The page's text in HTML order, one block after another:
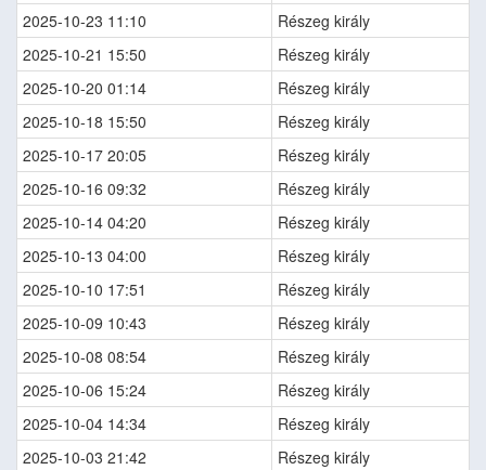
2025-10-23 11:10
Részeg király
2025-10-21 15:50
Részeg király
2025-10-20 01:14
Részeg király
2025-10-18 15:50
Részeg király
2025-10-17 20:05
Részeg király
2025-10-16 09:32
Részeg király
2025-10-14 04:20
Részeg király
2025-10-13 04:00
Részeg király
2025-10-10 17:51
Részeg király
2025-10-09 10:43
Részeg király
2025-10-08 08:54
Részeg király
2025-10-06 15:24
Részeg király
2025-10-04 14:34
Részeg király
2025-10-03 21:42
Részeg király